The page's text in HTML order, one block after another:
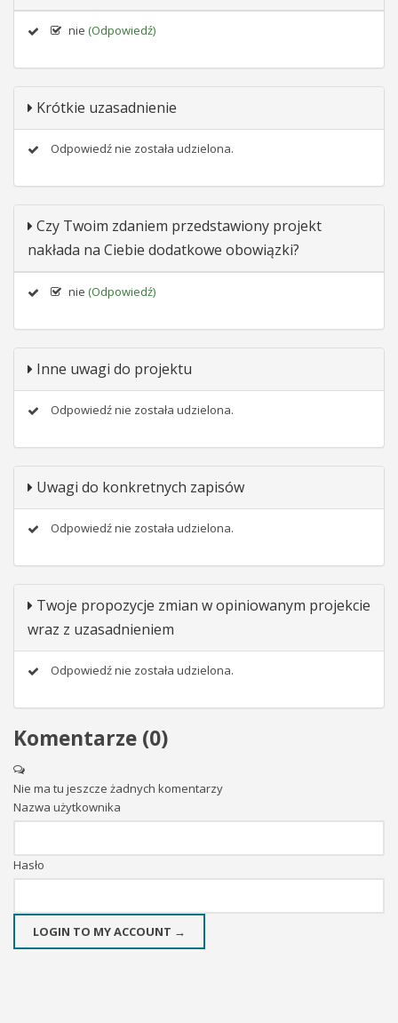
nie (Odpowiedź)
Krótkie uzasadnienie
Odpowiedź nie została udzielona.
Czy Twoim zdaniem przedstawiony projekt
nakłada na Ciebie dodatkowe obowiązki?
nie (Odpowiedź)
Inne uwagi do projektu
Odpowiedź nie została udzielona.
Uwagi do konkretnych zapisów
Odpowiedź nie została udzielona.
Twoje propozycje zmian w opiniowanym projekcie
wraz z uzasadnieniem
Odpowiedź nie została udzielona.
Komentarze (0)
Nie ma tu jeszcze żadnych komentarzy
Nazwa użytkownika
Hasło
LOGIN TO MY ACCOUNT →